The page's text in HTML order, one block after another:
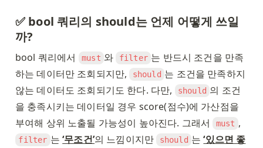
✅ bool 쿼리의 should는 언제 어떻게 쓰일
까?
bool 쿼리에서 must 와 filter 는 반드시 조건을 만족
하는 데이터만 조회되지만,
should 는 조건을 만족하지
않는 데이터도 조회되기도 한다. 다만,
should 의 조건
을 충족시키는 데이터일 경우 score(점수)에 가산점을
부여해 상위 노출될 가능성이 높아진다. 그래서
must
filter 는 ‘무조건’의 느낌이지만 should 는 ‘있으면 좋